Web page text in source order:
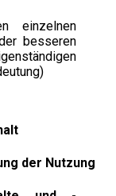
einzelnen
besseren
der Nutzung